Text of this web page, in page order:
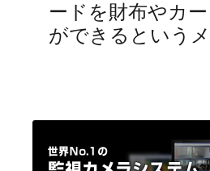
ードを財布やカ
ができるという